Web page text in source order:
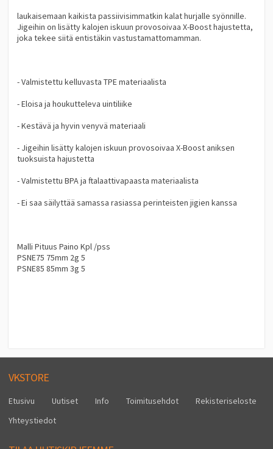
laukaisemaan kaikista passiivisimmatkin kalat hurjalle syönnille.
Jigeihin on lisätty kalojen iskuun provosoivaa X-Boost hajustetta,
joka tekee siitä entistäkin vastustamattomamman.
- Valmistettu kelluvasta TPE materiaalista
- Eloisa ja houkutteleva uintiliike
- Kestävä ja hyvin venyvä materiaali
- Jigeihin lisätty kalojen iskuun provosoivaa X-Boost aniksen
tuoksuista hajustetta
- Valmistettu BPA ja ftalaattivapaasta materiaalista
- Ei saa säilyttää samassa rasiassa perinteisten jigien kanssa
Malli Pituus Paino Kpl /pss
PSNE75 75mm 2g 5
PSNE85 85mm 3g 5
VKSTORE
Etusivu Uutiset Info Toimitusehdot
Rekisteriseloste
Yhteystiedot